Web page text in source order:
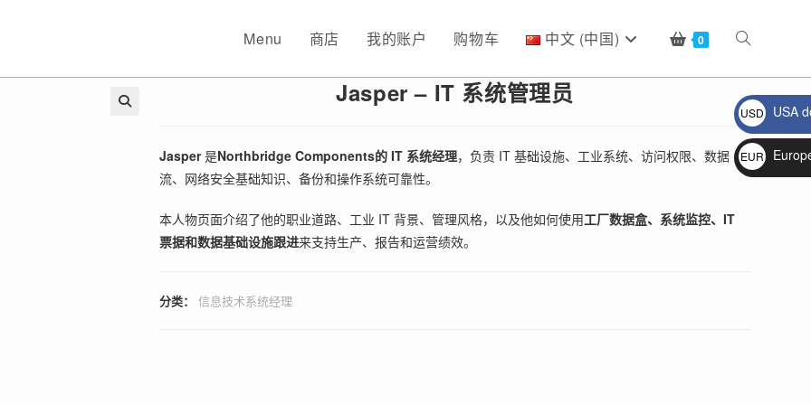
Menu 商店 我的账户 购物车 中文 (中国) 0 Toggle
website
Jasper – IT 系统管理员
Jasper是Northbridge Components的 IT 系统经理，负责 IT 基础设施、工业系统、访问权限、数据
流、网络安全基础知识、备份和操作系统可靠性。
本人物页面介绍了他的职业道路、工业 IT 背景、管理风格，以及他如何使用工厂数据盒、系统监控、IT
票据和数据基础设施跟进来支持生产、报告和运营绩效。
分类： 信息技术系统经理
USD
$
USA
EUR
€